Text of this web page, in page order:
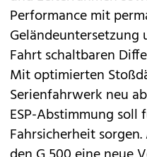
Performance mit
Fahrt schaltbaren
Mit optimierten
Serienfahrwerk neu
ESP-Abstimmung
Fahrsicherheit